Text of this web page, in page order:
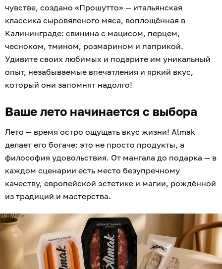
чувстве, создано «Прошутто» — итальянская
классика сыровяленого мяса, воплощённая в
Калининграде: свинина с мацисом, перцем,
чесноком, тмином, розмарином и паприкой.
Удивите своих любимых и подарите им уникальный
опыт, незабываемые впечатления и яркий вкус,
который они запомнят надолго!
Ваше лето начинается с выбора
Лето — время остро ощущать вкус жизни! Almak
делает его богаче: это не просто продукты, а
философия удовольствия. От мангала до подарка — в
каждом сценарии есть место безупречному
качеству, европейской эстетике и магии, рождённой
из традиций и мастерства.